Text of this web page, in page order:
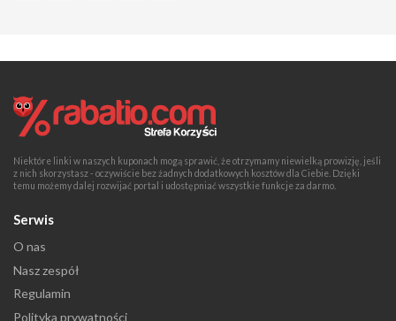
Niektóre linki w naszych kuponach mogą sprawić, że otrzymamy niewielką prowizję, jeśli
z nich skorzystasz - oczywiście bez żadnych dodatkowych kosztów dla Ciebie. Dzięki
temu możemy dalej rozwijać portal i udostępniać wszystkie funkcje za darmo.
Serwis
O nas
Nasz zespół
Regulamin
Polityka prywatności